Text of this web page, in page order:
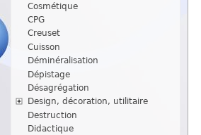
Cosmétique
CPG
Creuset
Cuisson
Déminéralisation
Dépistage
Désagrégation
Design, décoration, utilitaire
Destruction
Didactique